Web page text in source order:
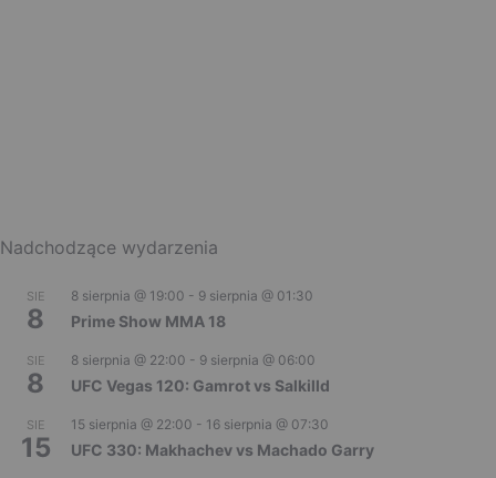
Nadchodzące wydarzenia
SIE
8
8 sierpnia @ 19:00 - 9 sierpnia @ 01:30
Prime Show MMA 18
SIE
8
8 sierpnia @ 22:00 - 9 sierpnia @ 06:00
UFC Vegas 120: Gamrot vs Salkilld
SIE
15
15 sierpnia @ 22:00 - 16 sierpnia @ 07:30
UFC 330: Makhachev vs Machado Garry